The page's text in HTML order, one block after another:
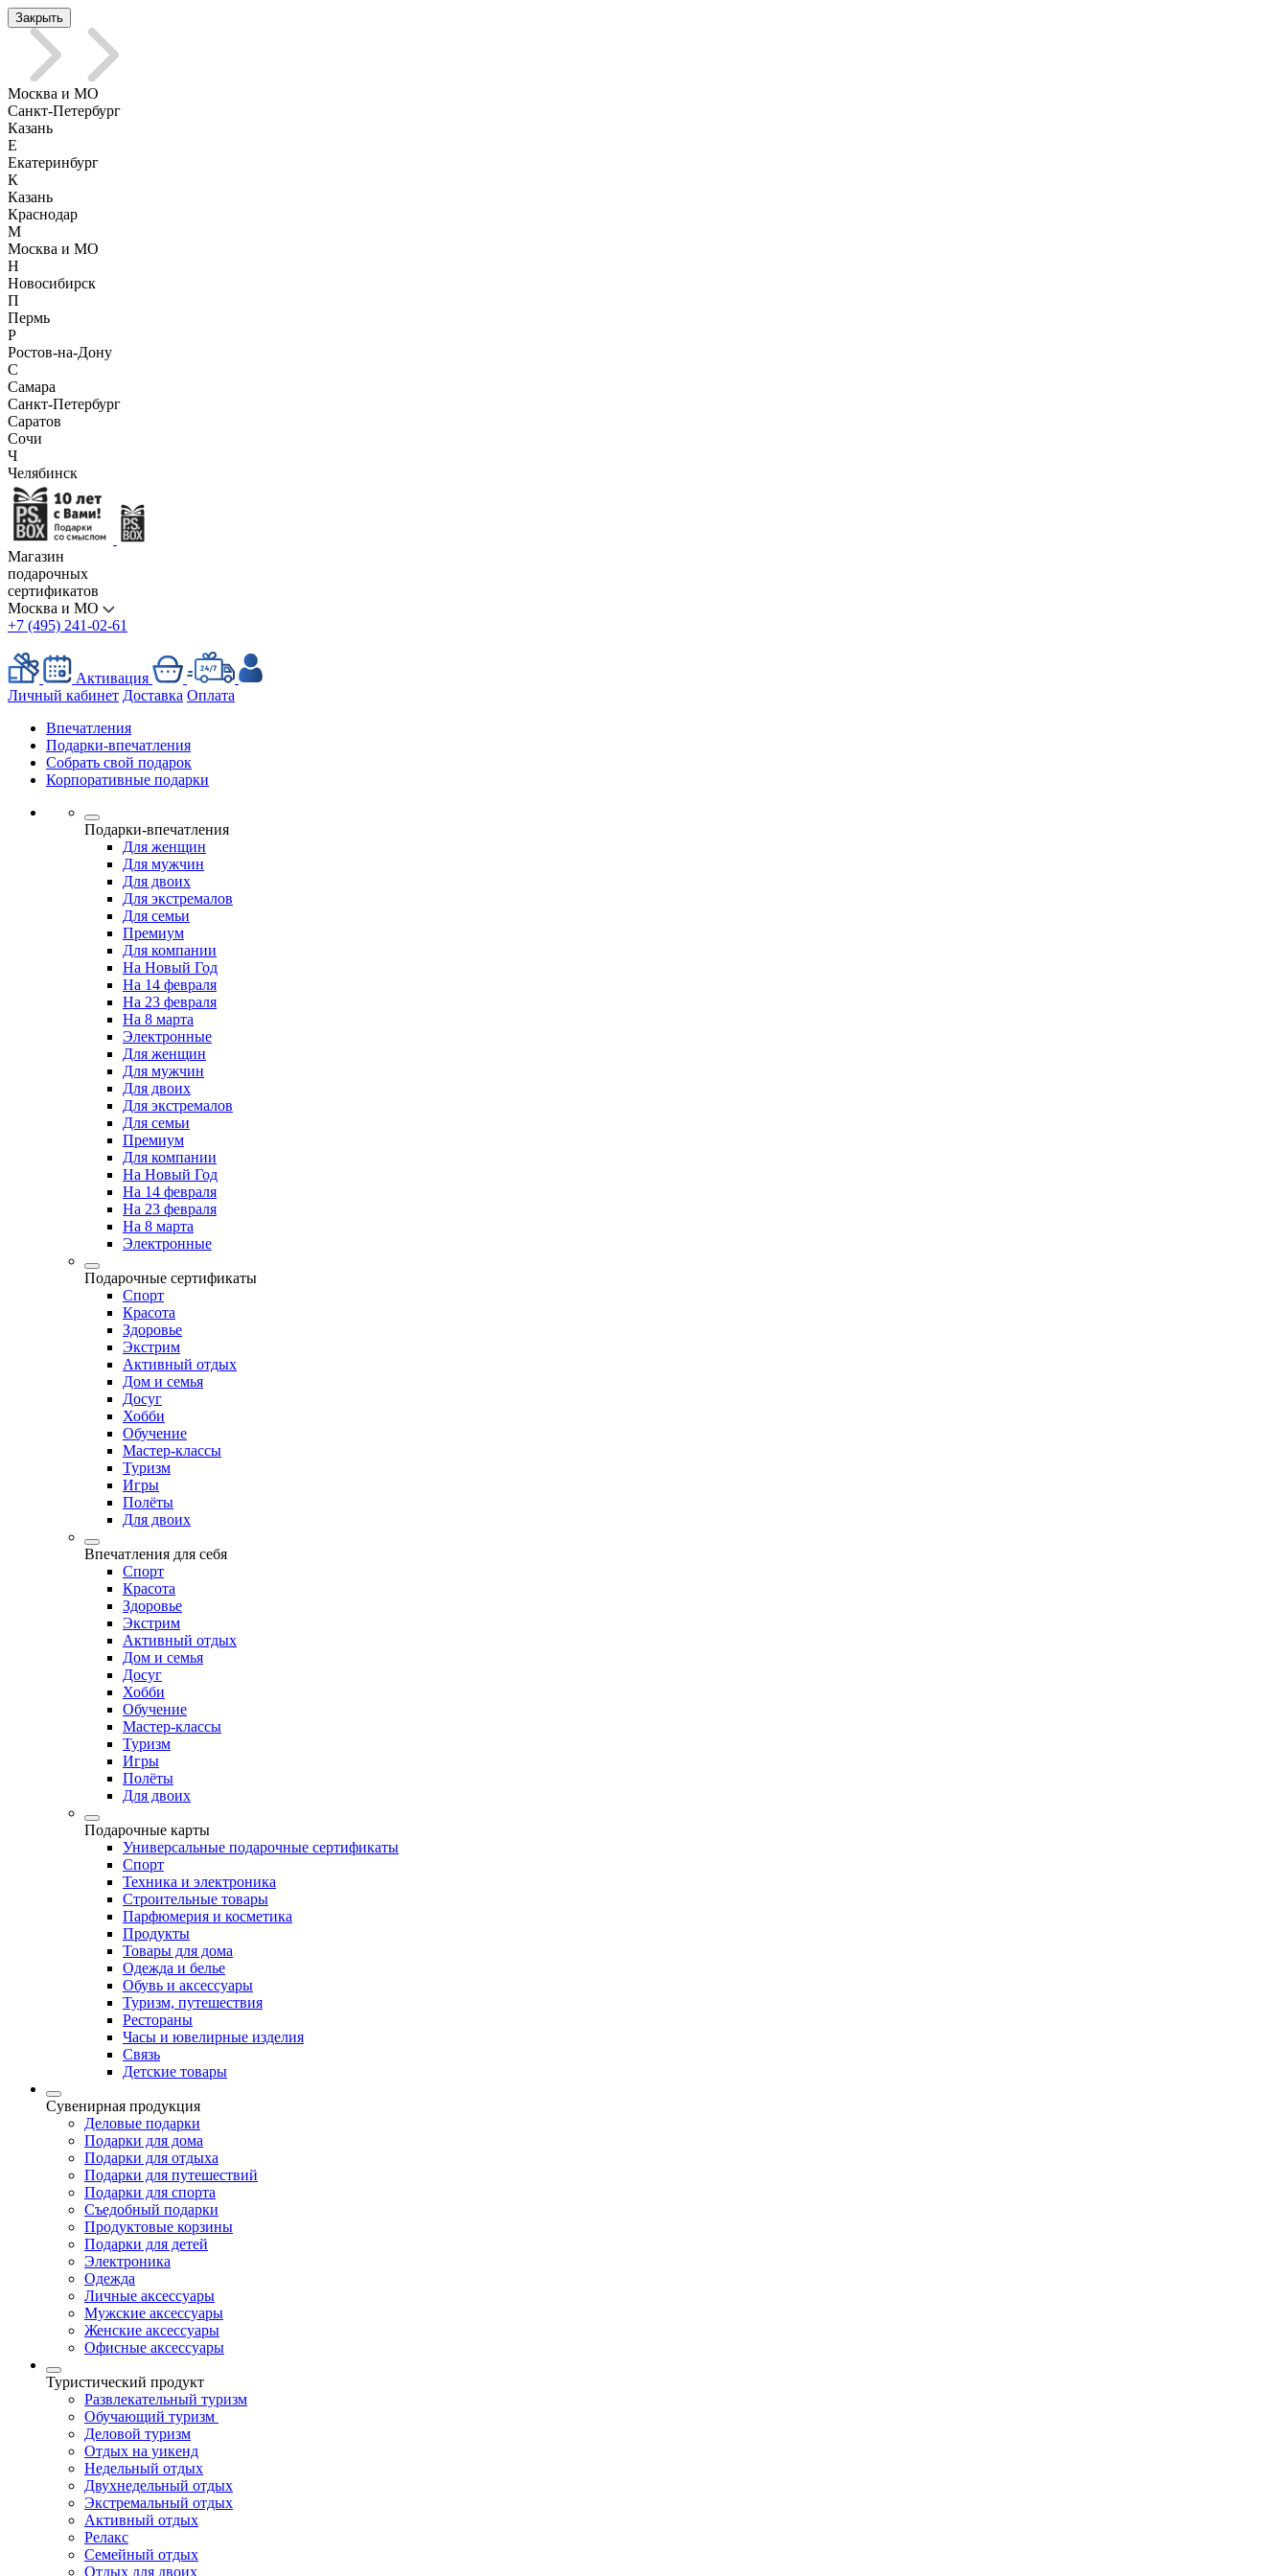
Закрыть
Москва и МО
Санкт-Петербург
Казань
Е
Екатеринбург
К
Казань
Краснодар
М
Москва и МО
Н
Новосибирск
П
Пермь
Р
Ростов-на-Дону
С
Самара
Санкт-Петербург
Саратов
Сочи
Ч
Челябинск
Магазин
подарочных
сертификатов
Москва и МО
+7 (495) 241-02-61
Активация
Личный кабинет Доставка Оплата
Впечатления
Подарки-впечатления
Собрать свой подарок
Корпоративные подарки
Подарки-впечатления
Для женщин
Для мужчин
Для двоих
Для экстремалов
Для семьи
Премиум
Для компании
На Новый Год
На 14 февраля
На 23 февраля
На 8 марта
Электронные
Для женщин
Для мужчин
Для двоих
Для экстремалов
Для семьи
Премиум
Для компании
На Новый Год
На 14 февраля
На 23 февраля
На 8 марта
Электронные
Подарочные сертификаты
Спорт
Красота
Здоровье
Экстрим
Активный отдых
Дом и семья
Досуг
Хобби
Обучение
Мастер-классы
Туризм
Игры
Полёты
Для двоих
Впечатления для себя
Спорт
Красота
Здоровье
Экстрим
Активный отдых
Дом и семья
Досуг
Хобби
Обучение
Мастер-классы
Туризм
Игры
Полёты
Для двоих
Подарочные карты
Универсальные подарочные сертификаты
Спорт
Техника и электроника
Строительные товары
Парфюмерия и косметика
Продукты
Товары для дома
Одежда и белье
Обувь и аксессуары
Туризм, путешествия
Рестораны
Часы и ювелирные изделия
Связь
Детские товары
Сувенирная продукция
Деловые подарки
Подарки для дома
Подарки для отдыха
Подарки для путешествий
Подарки для спорта
Съедобный подарки
Продуктовые корзины
Подарки для детей
Электроника
Одежда
Личные аксессуары
Мужские аксессуары
Женские аксессуары
Офисные аксессуары
Туристический продукт
Развлекательный туризм
Обучающий туризм
Деловой туризм
Отдых на уикенд
Недельный отдых
Двухнедельный отдых
Экстремальный отдых
Активный отдых
Релакс
Семейный отдых
Отдых для двоих